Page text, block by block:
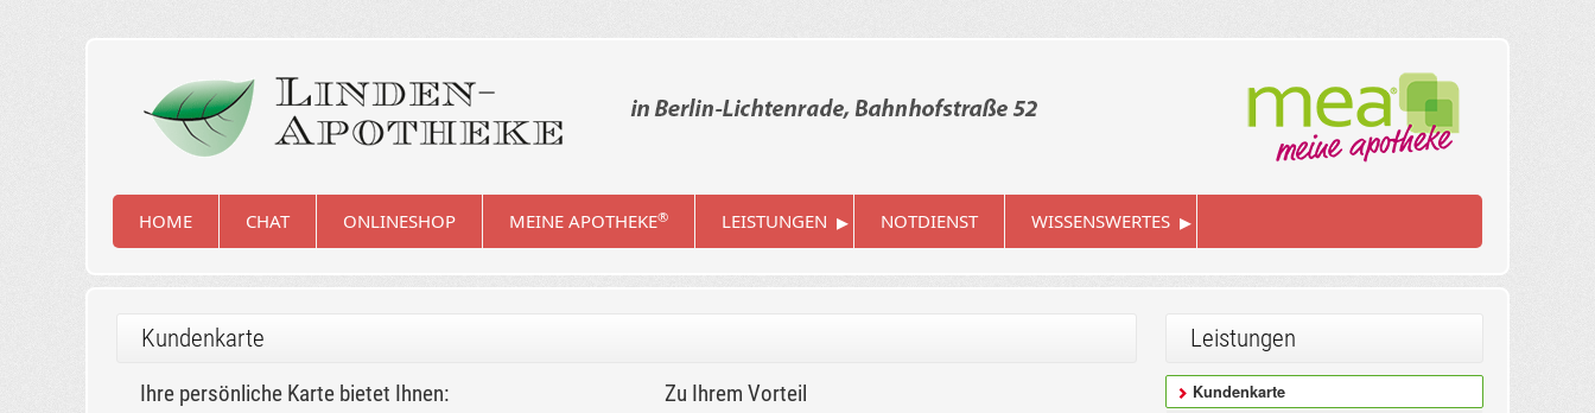
HOME CHAT ONLINESHOP MEINE APOTHEKE® LEISTUNGEN ▸ NOTDIENST WISSENSWERTES ▸
Kundenkarte
Ihre persönliche Karte bietet Ihnen: Zu Ihrem Vorteil
Leistungen
Kundenkarte